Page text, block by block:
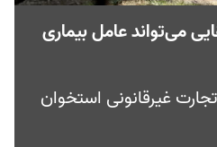
می‌تواند عامل بیماری
غیرقانونی استخوان